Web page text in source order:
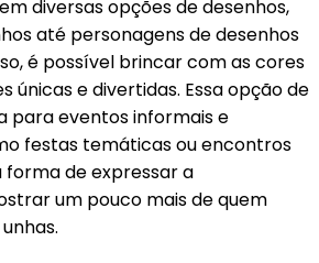
diversas opções de desenhos,
até personagens de desenhos
é possível brincar com as cores
únicas e divertidas. Essa opção de
para eventos informais e
festas temáticas ou encontros
forma de expressar a
um pouco mais de quem